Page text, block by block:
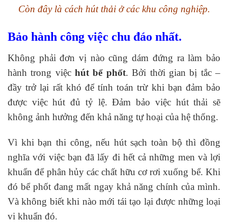
Còn đây là cách hút thải ở các khu công nghiệp.
Bảo hành công việc chu đáo nhất.
Không phải đơn vị nào cũng dám đứng ra làm bảo
hành trong việchút bể phốt. Bởi thời gian bị tắc –
đầy trở lại rất khó để tính toán trừ khi bạn đảm bảo
được việc hút đủ tỷ lệ. Đảm bảo việc hút thải sẽ
không ảnh hưởng đến khả năng tự hoại của hệ thống.
Vì khi bạn thi công, nếu hút sạch toàn bộ thì đồng
nghĩa với việc bạn đã lấy đi hết cả những men và lợi
khuẩn để phân hủy các chất hữu cơ rơi xuống bể. Khi
đó bể phốt đang mất ngay khả năng chính của mình.
Và không biết khi nào mới tái tạo lại được những loại
vi khuẩn đó.